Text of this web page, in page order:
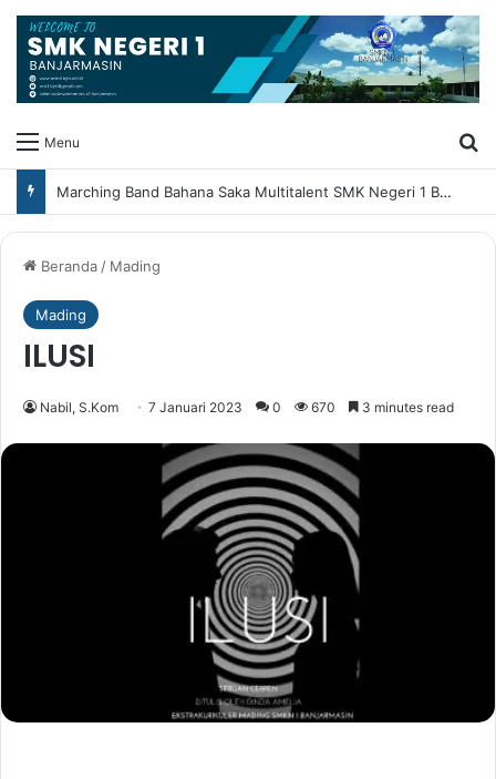
Menu
Marching Band Bahana Saka Multitalent SMK Negeri 1 Banjarmasin Borong Prestasi di Festival Borneo Marching Day 2026
Beranda/ Mading
Mading
ILUSI
Nabil, S.Kom 7 Januari 2023 0 670 3 minutes read